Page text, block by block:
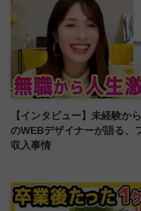
【インタビュー】未経験か
のWEBデザイナーが語る、
収入事情